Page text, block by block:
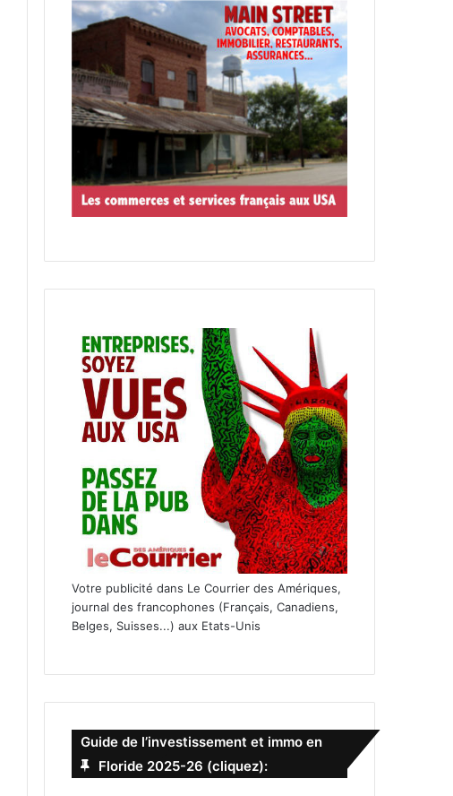
Votre publicité dans Le Courrier des Amériques,
journal des francophones (Français, Canadiens,
Belges, Suisses...) aux Etats-Unis
Guide de l’investissement et immo en
Floride 2025-26 (cliquez):